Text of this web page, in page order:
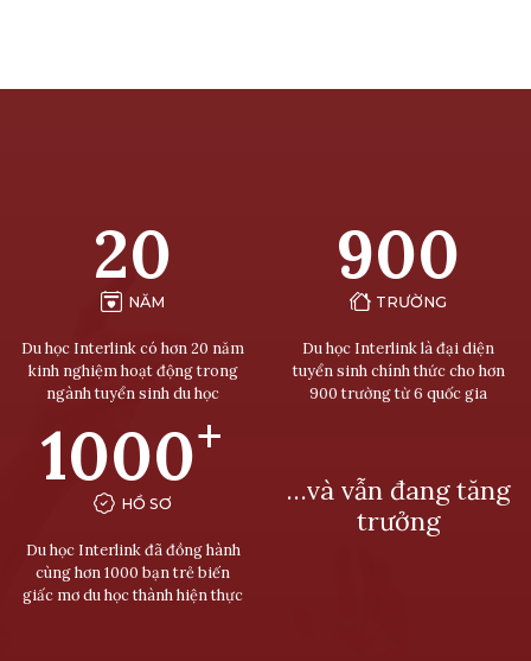
20
NĂM
Du học Interlink có hơn 20 năm
kinh nghiệm hoạt động trong
ngành tuyển sinh du học
900
TRƯỜNG
Du học Interlink là đại diện
tuyển sinh chính thức cho hơn
900 trường từ 6 quốc gia
1000+
HỒ SƠ
Du học Interlink đã đồng hành
cùng hơn 1000 bạn trẻ biến
giấc mơ du học thành hiện thực
…và vẫn đang tăng
trưởng